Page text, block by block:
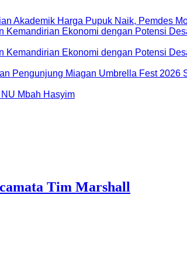
Harga Pupuk Naik, Pemdes
Miagan Umbrella Fest 2026
Mbah Hasyim
Tim Marshall